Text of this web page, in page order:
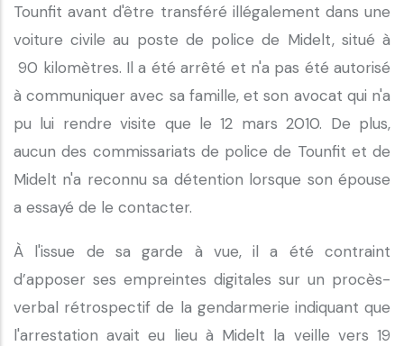
Tounfit avant d'être transféré illégalement dans une
voiture civile au poste de police de Midelt, situé à
90 kilomètres. Il a été arrêté et n'a pas été autorisé
à communiquer avec sa famille, et son avocat qui n'a
pu lui rendre visite que le 12 mars 2010. De plus,
aucun des commissariats de police de Tounfit et de
Midelt n'a reconnu sa détention lorsque son épouse
a essayé de le contacter.
À l'issue de sa garde à vue, il a été contraint
d’apposer ses empreintes digitales sur un procès-
verbal rétrospectif de la gendarmerie indiquant que
l'arrestation avait eu lieu à Midelt la veille vers 19